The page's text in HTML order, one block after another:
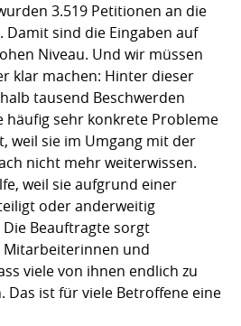
3.519 Petitionen an die
sind die Eingaben auf
Niveau. Und wir müssen
klar machen: Hinter dieser
tausend Beschwerden
häufig sehr konkrete Probleme
weil sie im Umgang mit der
nicht mehr weiterwissen.
weil sie aufgrund einer
oder anderweitig
Beauftragte sorgt
und
viele von ihnen endlich zu
Das ist für viele Betroffene eine